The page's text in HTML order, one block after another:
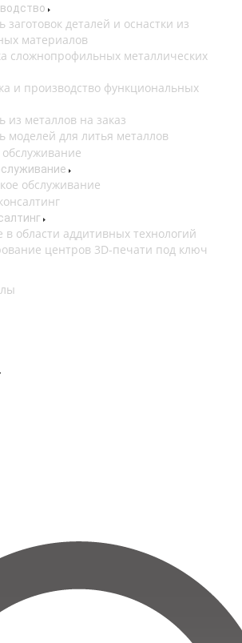
заготовок деталей и оснастки из
материалов
сложнопрофильных металлических
и производство функциональных
из металлов на заказ
моделей для литья металлов
обслуживание
в области аддитивных технологий
центров 3D-печати под ключ